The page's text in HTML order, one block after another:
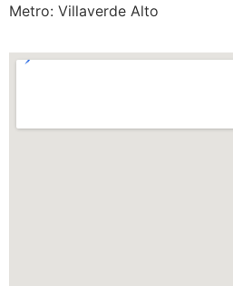
Metro: Villaverde Alto